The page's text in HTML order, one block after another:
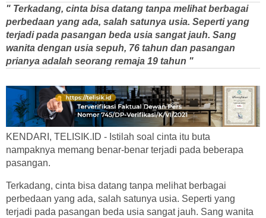
" Terkadang, cinta bisa datang tanpa melihat berbagai
perbedaan yang ada, salah satunya usia. Seperti yang
terjadi pada pasangan beda usia sangat jauh. Sang
wanita dengan usia sepuh, 76 tahun dan pasangan
prianya adalah seorang remaja 19 tahun "
KENDARI, TELISIK.ID - Istilah soal cinta itu buta
nampaknya memang benar-benar terjadi pada beberapa
pasangan.
Terkadang, cinta bisa datang tanpa melihat berbagai
perbedaan yang ada, salah satunya usia. Seperti yang
terjadi pada pasangan beda usia sangat jauh. Sang wanita